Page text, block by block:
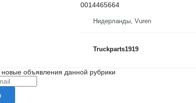
0014465664
Нидерланды, Vuren
Truckparts1919
объявления данной рубрики